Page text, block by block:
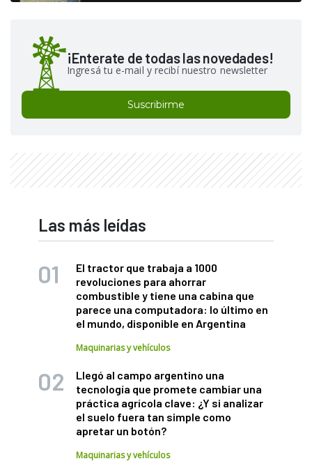
¡Enterate de todas las novedades!
Ingresá tu e-mail y recibí nuestro newsletter
Suscribirme
Las más leídas
El tractor que trabaja a 1000
revoluciones para ahorrar
combustible y tiene una cabina que
parece una computadora: lo último en
el mundo, disponible en Argentina
Maquinarias y vehículos
Llegó al campo argentino una
tecnología que promete cambiar una
práctica agrícola clave: ¿Y si analizar
el suelo fuera tan simple como
apretar un botón?
Maquinarias y vehículos